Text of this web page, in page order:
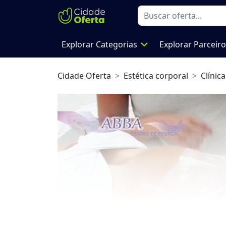
Explorar Categorias expand_more Explorar
Cidade Oferta Estética corporal